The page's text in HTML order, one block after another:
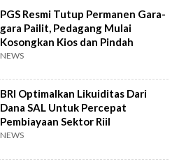
PGS Resmi Tutup Permanen Gara-
gara Pailit, Pedagang Mulai
Kosongkan Kios dan Pindah
NEWS
BRI Optimalkan Likuiditas Dari
Dana SAL Untuk Percepat
Pembiayaan Sektor Riil
NEWS